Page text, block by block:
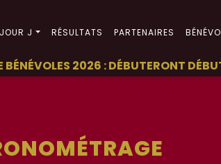
J RÉSULTATS PARTENAIRES
2026 : DÉBUTERONT DÉBUT